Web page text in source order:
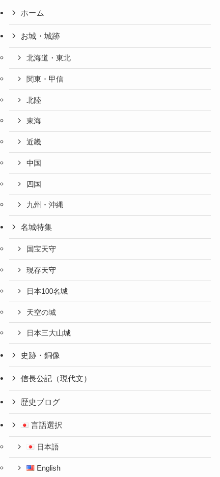
ホーム
お城・城跡
北海道・東北
関東・甲信
北陸
東海
近畿
中国
四国
九州・沖縄
名城特集
国宝天守
現存天守
日本100名城
天空の城
日本三大山城
史跡・銅像
信長公記（現代文）
歴史ブログ
言語選択
日本語
English